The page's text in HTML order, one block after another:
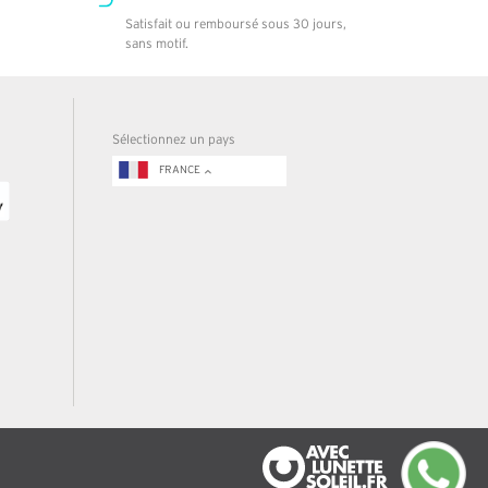
Satisfait ou remboursé sous 30 jours,
sans motif.
Sélectionnez un pays
FRANCE